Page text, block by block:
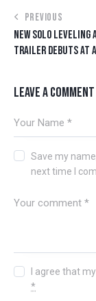
PREVIOUS
NEW SOLO LEVELING
TRAILER DEBUTS AT
LEAVE A COMMENT
Save my
next time I
I agree that
*